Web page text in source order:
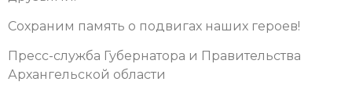
Сохраним память о подвигах наших героев!
Пресс-служба Губернатора и Правительства
Архангельской области